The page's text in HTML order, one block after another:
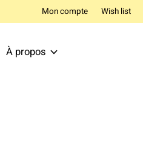
Mon compte Wish list
À propos